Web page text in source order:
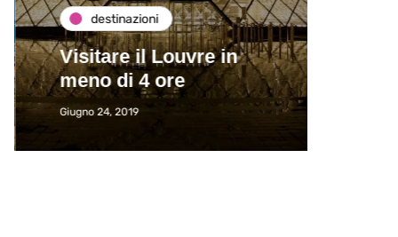
destinazioni
Visitare il Louvre in
meno di 4 ore
Giugno 24, 2019